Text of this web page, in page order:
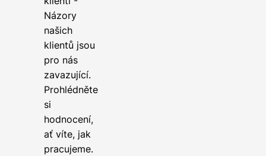
Názory
našich
klientů jsou
pro nás
zavazující.
Prohlédněte
si
hodnocení,
ať víte, jak
pracujeme.